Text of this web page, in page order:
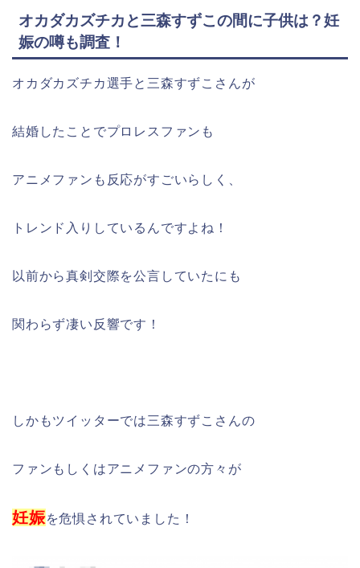
オカダカズチカと三森すずこの間に子供は？妊
娠の噂も調査！
オカダカズチカ選手と三森すずこさんが
結婚したことでプロレスファンも
アニメファンも反応がすごいらしく、
トレンド入りしているんですよね！
以前から真剣交際を公言していたにも
関わらず凄い反響です！
しかもツイッターでは三森すずこさんの
ファンもしくはアニメファンの方々が
妊娠を危惧されていました！